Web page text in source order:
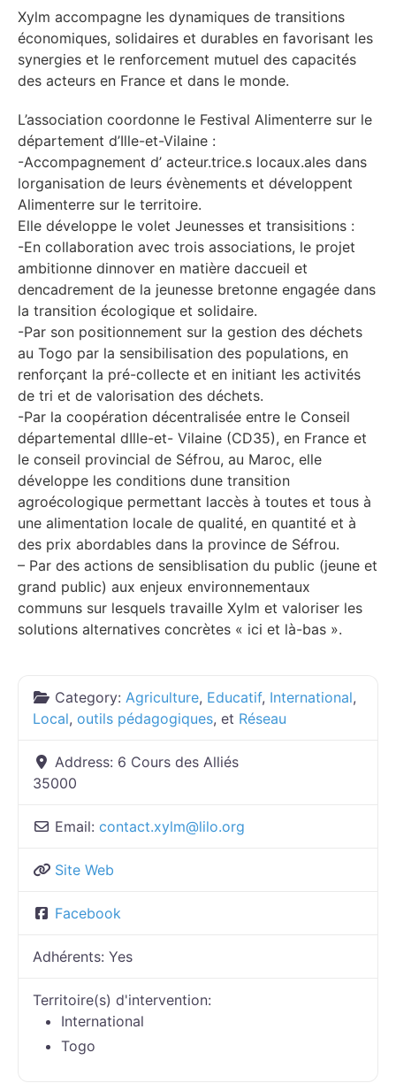
Xylm accompagne les dynamiques de transitions
économiques, solidaires et durables en favorisant les
synergies et le renforcement mutuel des capacités
des acteurs en France et dans le monde.
L’association coordonne le Festival Alimenterre sur le
département d’Ille-et-Vilaine :
-Accompagnement d’ acteur.trice.s locaux.ales dans
lorganisation de leurs évènements et développent
Alimenterre sur le territoire.
Elle développe le volet Jeunesses et transisitions :
-En collaboration avec trois associations, le projet
ambitionne dinnover en matière daccueil et
dencadrement de la jeunesse bretonne engagée dans
la transition écologique et solidaire.
-Par son positionnement sur la gestion des déchets
au Togo par la sensibilisation des populations, en
renforçant la pré-collecte et en initiant les activités
de tri et de valorisation des déchets.
-Par la coopération décentralisée entre le Conseil
départemental dIlle-et- Vilaine (CD35), en France et
le conseil provincial de Séfrou, au Maroc, elle
développe les conditions dune transition
agroécologique permettant laccès à toutes et tous à
une alimentation locale de qualité, en quantité et à
des prix abordables dans la province de Séfrou.
– Par des actions de sensiblisation du public (jeune et
grand public) aux enjeux environnementaux
communs sur lesquels travaille Xylm et valoriser les
solutions alternatives concrètes « ici et là-bas ».
Category: Agriculture, Educatif, International,
Local, outils pédagogiques, et Réseau
Address: 6 Cours des Alliés
35000
Email: contact.xylm@lilo.org
Site Web
Facebook
Adhérents: Yes
Territoire(s) d'intervention:
International
Togo